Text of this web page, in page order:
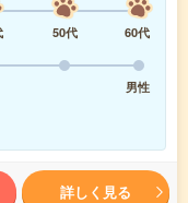
50代
60代
男性
詳しく見る